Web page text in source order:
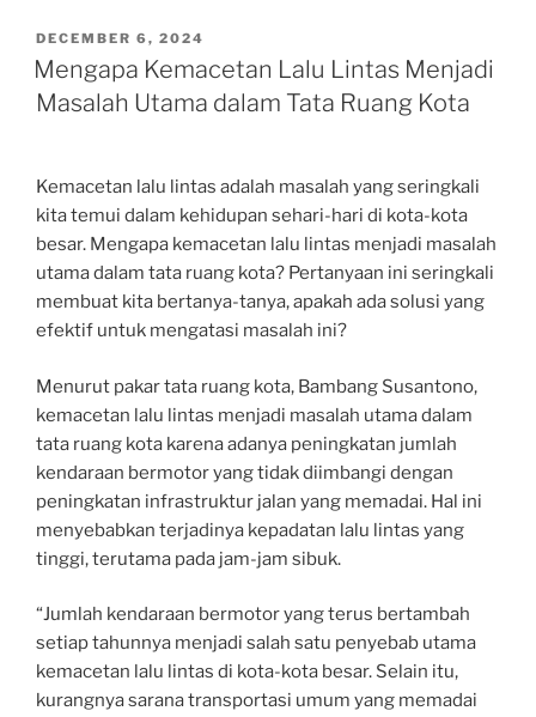
POSTED
ON
DECEMBER 6, 2024
Mengapa Kemacetan Lalu Lintas Menjadi
Masalah Utama dalam Tata Ruang Kota
Kemacetan lalu lintas adalah masalah yang seringkali
kita temui dalam kehidupan sehari-hari di kota-kota
besar. Mengapa kemacetan lalu lintas menjadi masalah
utama dalam tata ruang kota? Pertanyaan ini seringkali
membuat kita bertanya-tanya, apakah ada solusi yang
efektif untuk mengatasi masalah ini?
Menurut pakar tata ruang kota, Bambang Susantono,
kemacetan lalu lintas menjadi masalah utama dalam
tata ruang kota karena adanya peningkatan jumlah
kendaraan bermotor yang tidak diimbangi dengan
peningkatan infrastruktur jalan yang memadai. Hal ini
menyebabkan terjadinya kepadatan lalu lintas yang
tinggi, terutama pada jam-jam sibuk.
“Jumlah kendaraan bermotor yang terus bertambah
setiap tahunnya menjadi salah satu penyebab utama
kemacetan lalu lintas di kota-kota besar. Selain itu,
kurangnya sarana transportasi umum yang memadai